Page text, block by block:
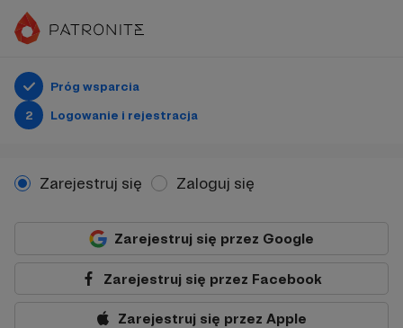
Próg wsparcia
2
Logowanie i rejestracja
Zarejestruj się Zaloguj się
Zarejestruj się przez Google
Zarejestruj się przez Facebook
Zarejestruj się przez Apple